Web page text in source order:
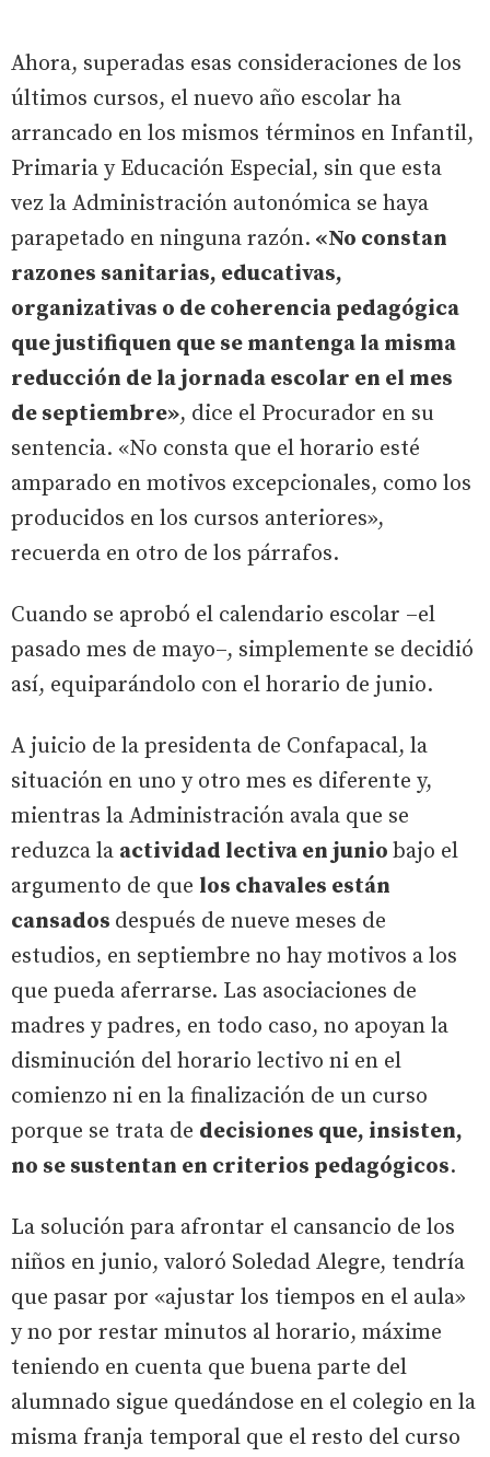
Ahora, superadas esas consideraciones de los
últimos cursos, el nuevo año escolar ha
arrancado en los mismos términos en Infantil,
Primaria y Educación Especial, sin que esta
vez la Administración autonómica se haya
parapetado en ninguna razón. «No constan
razones sanitarias, educativas,
organizativas o de coherencia pedagógica
que justifiquen que se mantenga la misma
reducción de la jornada escolar en el mes
de septiembre», dice el Procurador en su
sentencia. «No consta que el horario esté
amparado en motivos excepcionales, como los
producidos en los cursos anteriores»,
recuerda en otro de los párrafos.
Cuando se aprobó el calendario escolar –el
pasado mes de mayo–, simplemente se decidió
así, equiparándolo con el horario de junio.
A juicio de la presidenta de Confapacal, la
situación en uno y otro mes es diferente y,
mientras la Administración avala que se
reduzca la actividad lectiva en junio bajo el
argumento de que los chavales están
cansados después de nueve meses de
estudios, en septiembre no hay motivos a los
que pueda aferrarse. Las asociaciones de
madres y padres, en todo caso, no apoyan la
disminución del horario lectivo ni en el
comienzo ni en la finalización de un curso
porque se trata de decisiones que, insisten,
no se sustentan en criterios pedagógicos.
La solución para afrontar el cansancio de los
niños en junio, valoró Soledad Alegre, tendría
que pasar por «ajustar los tiempos en el aula»
y no por restar minutos al horario, máxime
teniendo en cuenta que buena parte del
alumnado sigue quedándose en el colegio en la
misma franja temporal que el resto del curso